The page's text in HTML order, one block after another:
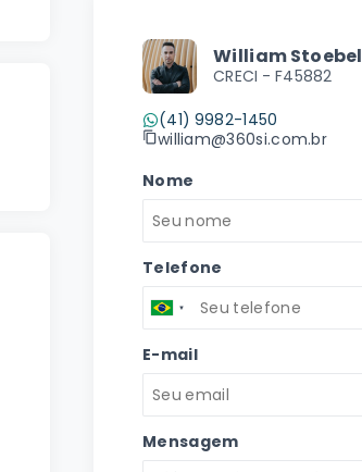
William Stoebel
CRECI - F45882
(41) 9982-1450
william@360si.com.br
Nome
Telefone
E-mail
Mensagem